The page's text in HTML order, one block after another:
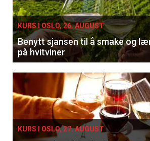
KURS I OSLO, 26. AUGUST
Benytt sjansen til å smake og
på hvitviner
KURS I OSLO, 27. AUGUST